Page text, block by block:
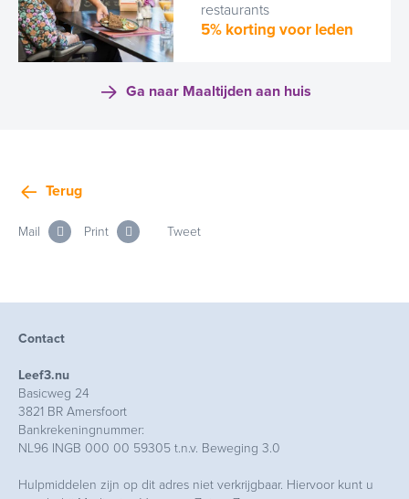
restaurants
5% korting voor leden
Ga naar Maaltijden aan huis
Terug
Mail Print Tweet
Contact
Leef3.nu
Basicweg 24
3821 BR Amersfoort
Bankrekeningnummer:
NL96 INGB 000 00 59305 t.n.v. Beweging 3.0
Hulpmiddelen zijn op dit adres niet verkrijgbaar. Hiervoor kunt u